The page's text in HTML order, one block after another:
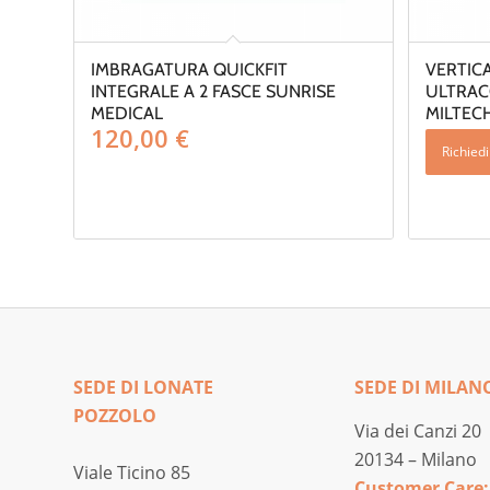
IMBRAGATURA QUICKFIT
INTEGRALE A 2 FASCE SUNRISE
MEDICAL
120,00 €
SEDE DI LONATE
POZZOLO
Viale Ticino 85
SEDE DI
Via dei Canzi 20
20134 – Milano